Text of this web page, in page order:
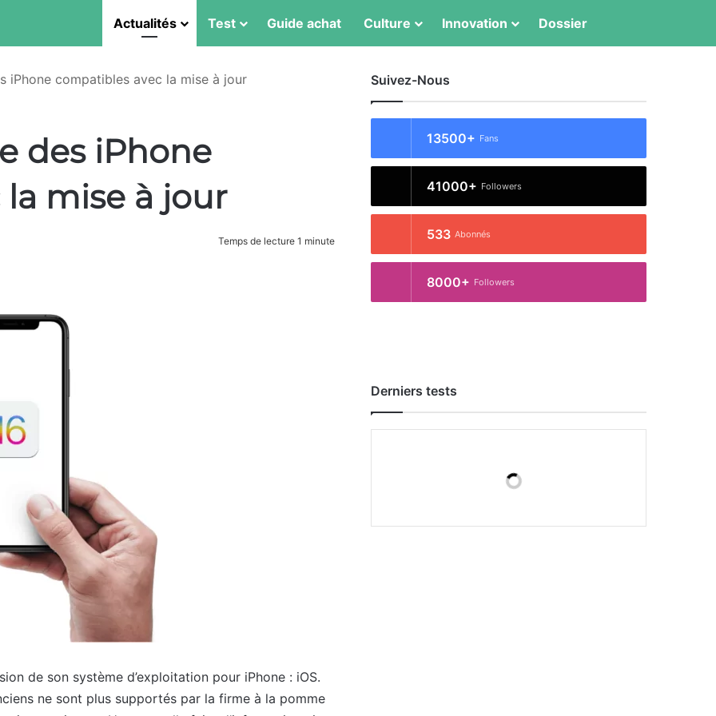
Actualités Test Guide achat Culture Innovation Dossier
iPhone compatibles avec la mise à jour
des iPhone
mise à jour
Temps de lecture 1 minute
de son système d’exploitation pour iPhone : iOS.
ne sont plus supportés par la firme à la pomme
Suivez-Nous
13500+ Fans
41000+ Followers
533 Abonnés
8000+ Followers
Derniers tests